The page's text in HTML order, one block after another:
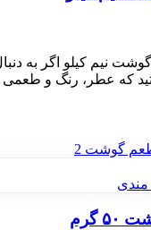
نیم کیلو اگر به
که عطر، رنگ و طعمی
مندی
گرم